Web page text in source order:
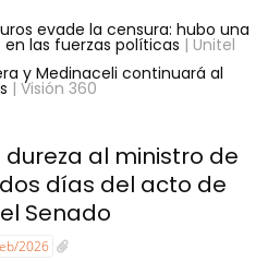
evade la censura: hubo una
las fuerzas políticas | Unitel
y Medinaceli continuará al
| Visión 360
al ministro de
días del acto de
Senado
2026